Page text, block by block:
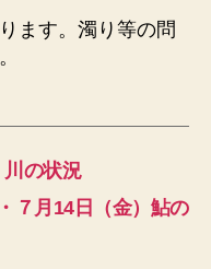
ます。濁り等の問
川の状況
７月14日（金）鮎の